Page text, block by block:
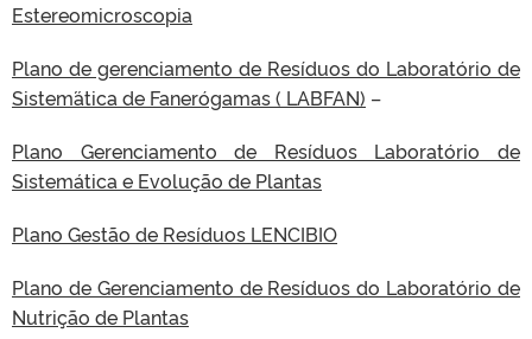
Estereomicroscopia
Plano de gerenciamento de Resíduos do Laboratório de
Sistem´ática de Fanerógamas ( LABFAN) –
Plano Gerenciamento de Resíduos Laboratório de
Sistemática e Evolução de Plantas
Plano Gestão de Resíduos LENCIBIO
Plano de Gerenciamento de Resíduos do Laboratório de
Nutrição de Plantas